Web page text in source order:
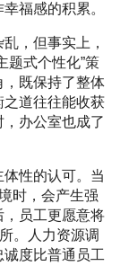
福感的积累。
，但事实上，
题式个性化”策
既保持了整体
道往往能收获
办公室也成了
性的认可。当
时，会产生强
员工更愿意将
。人力资源调
度比普通员工